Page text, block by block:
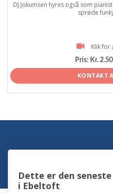
DJ Jokumsen hyres også som
sprøde
Klik for
Pris: Kr.
KONTAKT
Dette er den
i Ebeltoft